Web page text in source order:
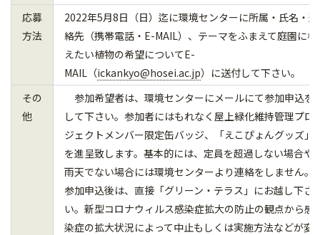
応募
方法
2022年5月8日（日）迄に環境センターに所属・氏名・連
絡先（携帯電話・E-MAIL）、テーマをふまえて庭園に植
えたい植物の希望についてE-
MAIL（ickankyo@hosei.ac.jp）に送付して下さい。
その
他
参加希望者は、環境センターにメールにて参加申込を
して下さい。参加者にはもれなく屋上緑化維持管理プロ
ジェクトメンバー限定缶バッジ、「えこぴょんグッズ」
を進呈致します。基本的には、定員を超過しない場合や
雨天でない場合には環境センターより連絡をしません。
参加申込後は、直接「グリーン・テラス」にお越し下さ
い。新型コロナウィルス感染症拡大の防止の観点から感
染症の拡大状況によって中止もしくは実施方法などが変